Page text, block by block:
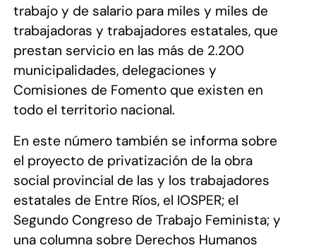
trabajo y de salario para miles y miles de
trabajadoras y trabajadores estatales, que
prestan servicio en las más de 2.200
municipalidades, delegaciones y
Comisiones de Fomento que existen en
todo el territorio nacional.
En este número también se informa sobre
el proyecto de privatización de la obra
social provincial de las y los trabajadores
estatales de Entre Ríos, el IOSPER; el
Segundo Congreso de Trabajo Feminista; y
una columna sobre Derechos Humanos